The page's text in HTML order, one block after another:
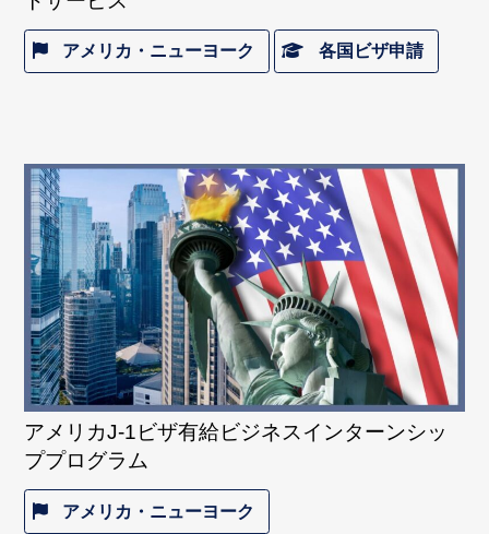
アメリカ・ニューヨーク 各国ビザ申請
アメリカJ-1ビザ有給ビジネスインターンシッ
ププログラム
アメリカ・ニューヨーク